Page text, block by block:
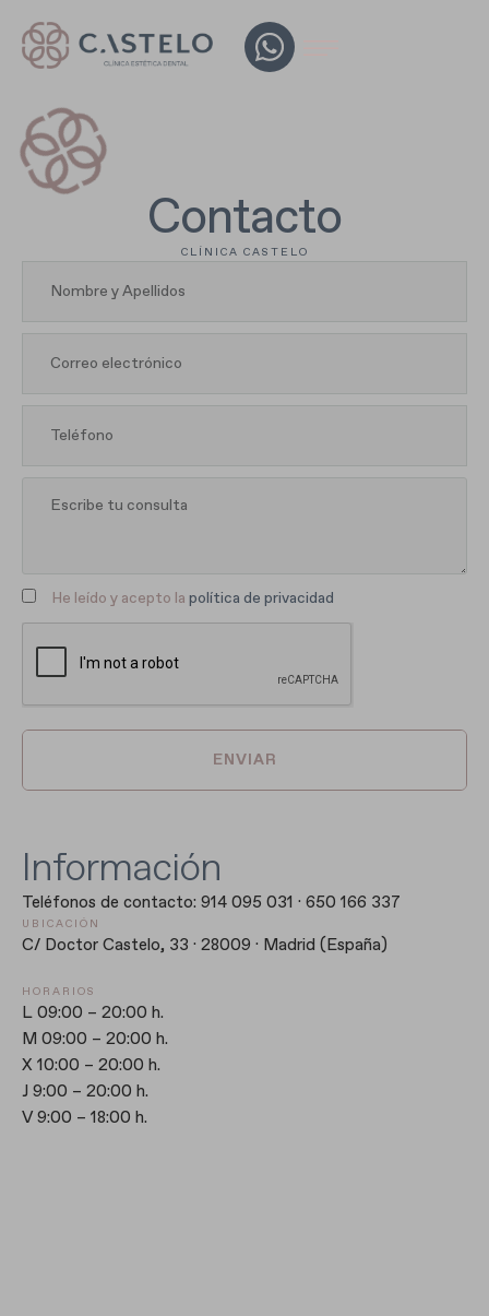
Contacto
CLÍNICA CASTELO
He leído y acepto la política de privacidad
ENVIAR
Información
Teléfonos de contacto: 914 095 031 · 650 166 337
UBICACIÓN
C/ Doctor Castelo, 33 · 28009 · Madrid (España)
HORARIOS
L 09:00 – 20:00 h.
M 09:00 – 20:00 h.
X 10:00 – 20:00 h.
J 9:00 – 20:00 h.
V9:00 – 18:00 h.